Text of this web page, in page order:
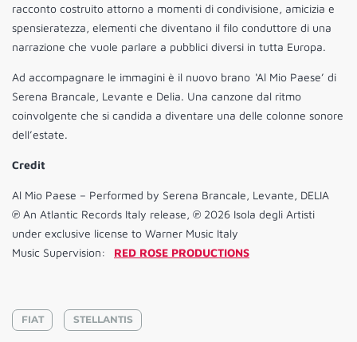
racconto costruito attorno a momenti di condivisione, amicizia e
spensieratezza, elementi che diventano il filo conduttore di una
narrazione che vuole parlare a pubblici diversi in tutta Europa.
Ad accompagnare le immagini è il nuovo brano ‘Al Mio Paese’ di
Serena Brancale, Levante e Delia. Una canzone dal ritmo
coinvolgente che si candida a diventare una delle colonne sonore
dell’estate.
Credit
Al Mio Paese – Performed by Serena Brancale, Levante, DELIA
℗ An Atlantic Records Italy release, ℗ 2026 Isola degli Artisti
under exclusive license to Warner Music Italy
Music Supervision:
RED ROSE PRODUCTIONS
FIAT STELLANTIS